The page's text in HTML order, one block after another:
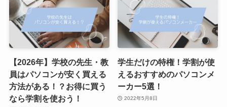
【2026年】学校の先生・教
員はパソコンが安く買える
方法がある！？お得に買う
なら学割を使おう！
学生だけの特権！学割が使
えるおすすめのパソコンメ
ーカー5選！
2022年5月8日